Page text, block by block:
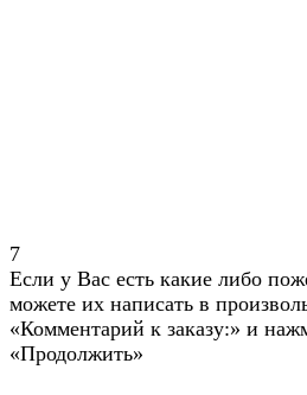
7
Если у Вас есть какие либо
можете их написать в
«Комментарий к заказу:» и
«Продолжить»